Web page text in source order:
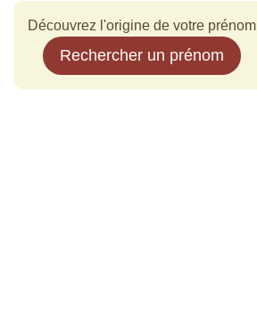
Découvrez l'origine de votre prénom
Rechercher un prénom